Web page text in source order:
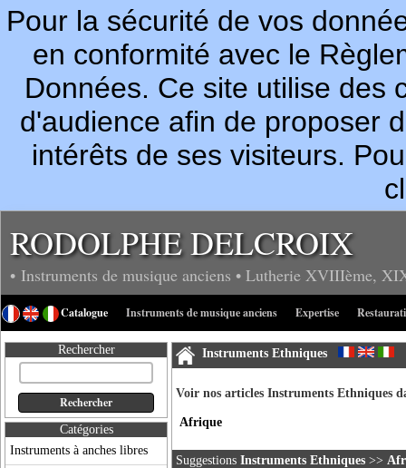
Pour la sécurité de vos
en conformité avec le
Données. Ce site utilise des
d'audience afin de proposer
intérêts de ses visiteurs.
RODOLPHE DELCROIX
• Instruments de musique anciens • Lutherie XVIIIème,
Catalogue Instruments de musique anciens Expertise
Rechercher
Catégories
Instruments à anches libres
Instruments Ethniques
Voir nos articles Instruments Ethniques
Afrique
Suggestions Instruments Ethniques >>